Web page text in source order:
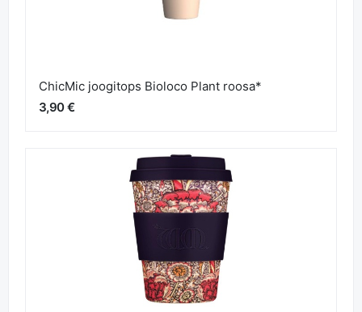
ChicMic joogitops Bioloco Plant roosa*
3,90 €